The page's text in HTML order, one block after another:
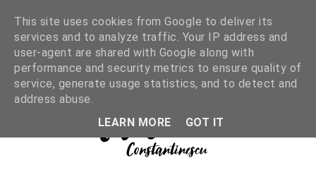
This site uses cookies from Google to deliver its
services and to analyze traffic. Your IP address and
user-agent are shared with Google along with
performance and security metrics to ensure quality of
service, generate usage statistics, and to detect and
address abuse.
LEARN MORE
GOT IT